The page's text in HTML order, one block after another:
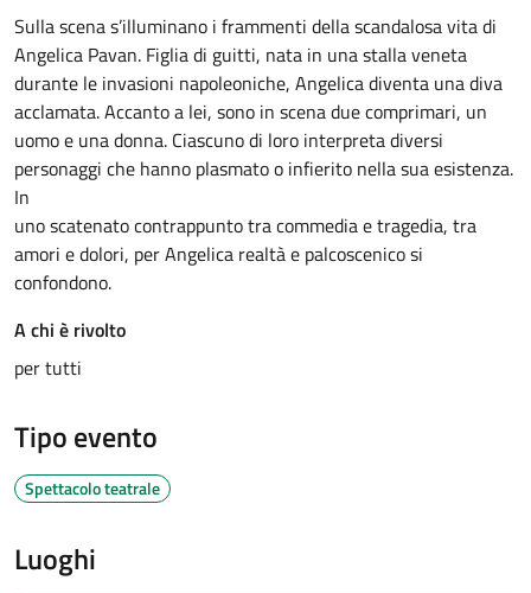
Sulla scena s’illuminano i frammenti della scandalosa vita di
Angelica Pavan. Figlia di guitti, nata in una stalla veneta
durante le invasioni napoleoniche, Angelica diventa una diva
acclamata. Accanto a lei, sono in scena due comprimari, un
uomo e una donna. Ciascuno di loro interpreta diversi
personaggi che hanno plasmato o infierito nella sua esistenza.
In
uno scatenato contrappunto tra commedia e tragedia, tra
amori e dolori, per Angelica realtà e palcoscenico si
confondono.
A chi è rivolto
per tutti
Tipo evento
Spettacolo teatrale
Luoghi